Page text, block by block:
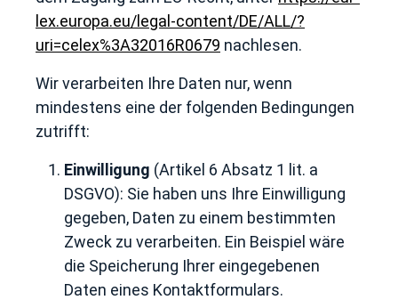
lex.europa.eu/legal-content/DE/ALL/?
uri=celex%3A32016R0679 nachlesen.
Wir verarbeiten Ihre Daten nur, wenn
mindestens eine der folgenden Bedingungen
zutrifft:
Einwilligung (Artikel 6 Absatz 1 lit. a
DSGVO): Sie haben uns Ihre Einwilligung
gegeben, Daten zu einem bestimmten
Zweck zu verarbeiten. Ein Beispiel wäre
die Speicherung Ihrer eingegebenen
Daten eines Kontaktformulars.